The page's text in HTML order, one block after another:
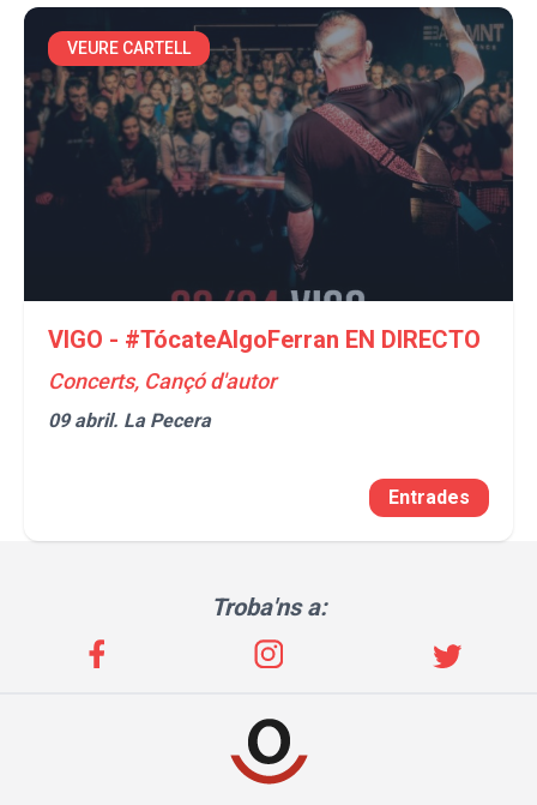
VEURE CARTELL
VIGO - #TócateAlgoFerran EN DIRECTO
Concerts, Cançó d'autor
09 abril. La Pecera
Entrades
Troba'ns a: